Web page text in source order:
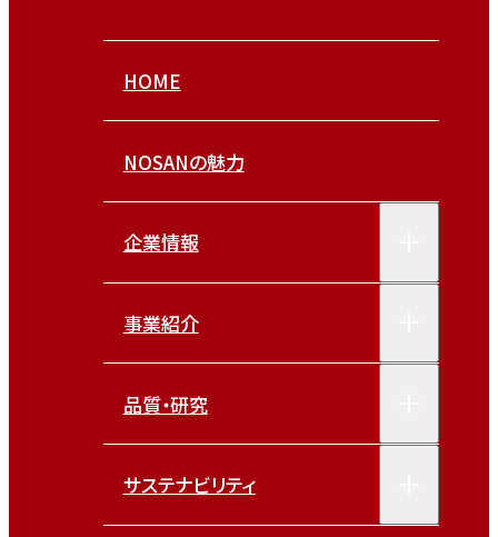
HOME
NOSANの魅力
企業情報
事業紹介
品質・研究
サステナビリティ